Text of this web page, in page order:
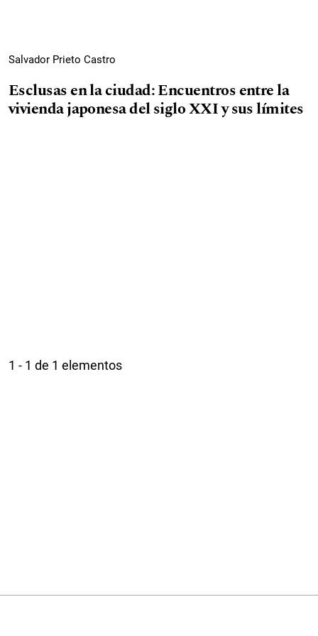
Salvador Prieto Castro
Esclusas en la ciudad: Encuentros entre la
vivienda japonesa del siglo XXI y sus límites
1 - 1 de 1 elementos